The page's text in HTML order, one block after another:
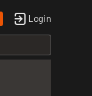
Login